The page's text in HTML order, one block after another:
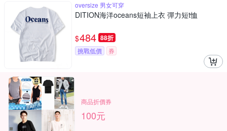
oversize 男女可穿
DITION海洋oceans短袖上衣 彈力短t恤
$484 88折
挑戰低價 券
商品折價券
100元